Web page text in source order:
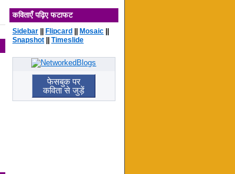
कविताएँ पढ़िए फटाफट
Sidebar ||Flipcard ||Mosaic ||
Snapshot ||Timeslide
फेसबुक पर
कविता से जुड़ें